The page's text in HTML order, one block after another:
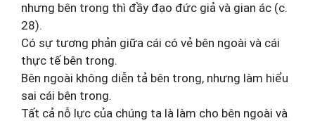
nhưng bên trong thì đầy đạo đức giả và gian ác (c.
28).
Có sự tương phản giữa cái có vẻ bên ngoài và cái
thực tế bên trong.
Bên ngoài không diễn tả bên trong, nhưng làm hiểu
sai cái bên trong.
Tất cả nỗ lực của chúng ta là làm cho bên ngoài và